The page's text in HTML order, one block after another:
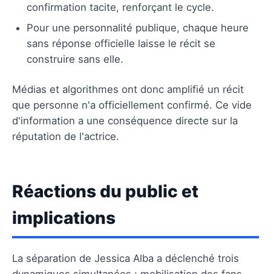
confirmation tacite, renforçant le cycle.
Pour une personnalité publique, chaque heure
sans réponse officielle laisse le récit se
construire sans elle.
Médias et algorithmes ont donc amplifié un récit
que personne n'a officiellement confirmé. Ce vide
d'information a une conséquence directe sur la
réputation de l'actrice.
Réactions du public et
implications
La séparation de Jessica Alba a déclenché trois